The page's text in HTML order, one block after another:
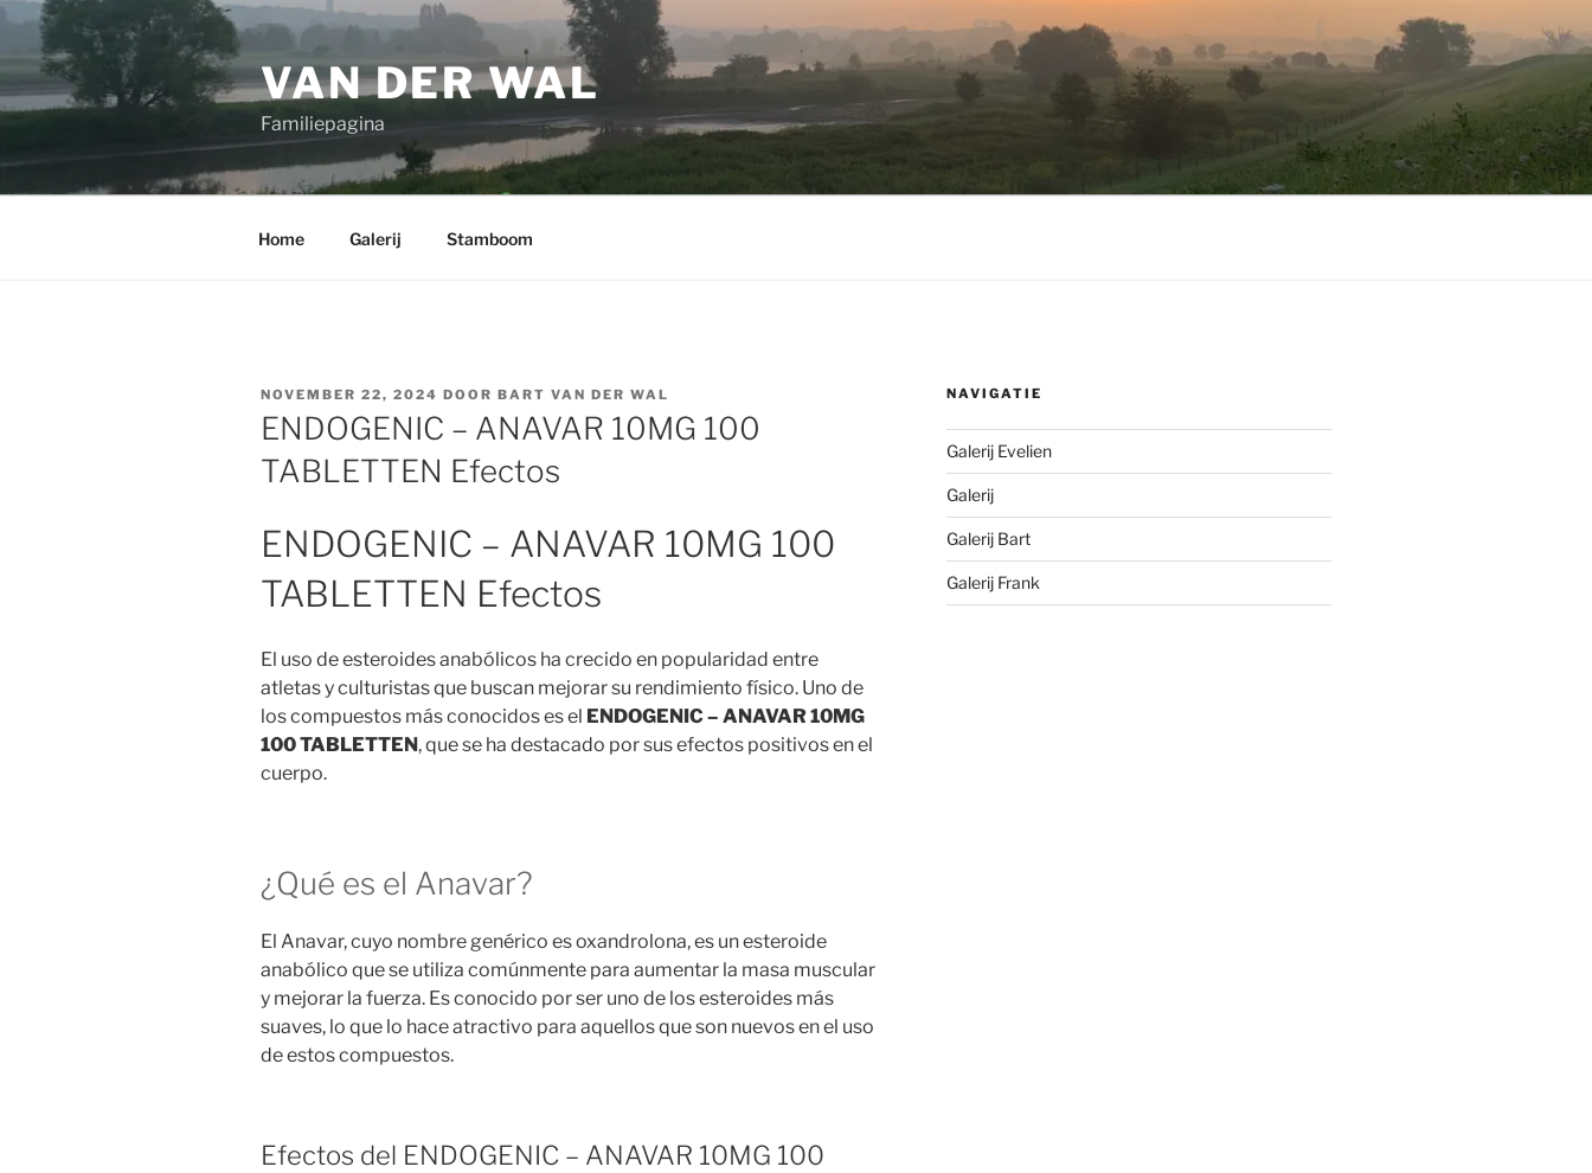
Ga
de
inhoud
VAN DER WAL
Familiepagina
Home Galerij Stamboom
GEPLAATST
OP
NOVEMBER 22, 2024 DOOR BART VAN DER WAL
ENDOGENIC – ANAVAR 10MG 100
TABLETTEN Efectos
ENDOGENIC – ANAVAR 10MG 100
TABLETTEN Efectos
El uso de esteroides anabólicos ha crecido en popularidad entre
atletas y culturistas que buscan mejorar su rendimiento físico. Uno de
los compuestos más conocidos es el ENDOGENIC – ANAVAR 10MG
100 TABLETTEN, que se ha destacado por sus efectos positivos en el
cuerpo.
¿Qué es el Anavar?
El Anavar, cuyo nombre genérico es oxandrolona, es un esteroide
anabólico que se utiliza comúnmente para aumentar la masa muscular
y mejorar la fuerza. Es conocido por ser uno de los esteroides más
suaves, lo que lo hace atractivo para aquellos que son nuevos en el uso
de estos compuestos.
Efectos del ENDOGENIC – ANAVAR 10MG 100
NAVIGATIE
Galerij Evelien
Galerij
Galerij Bart
Galerij Frank